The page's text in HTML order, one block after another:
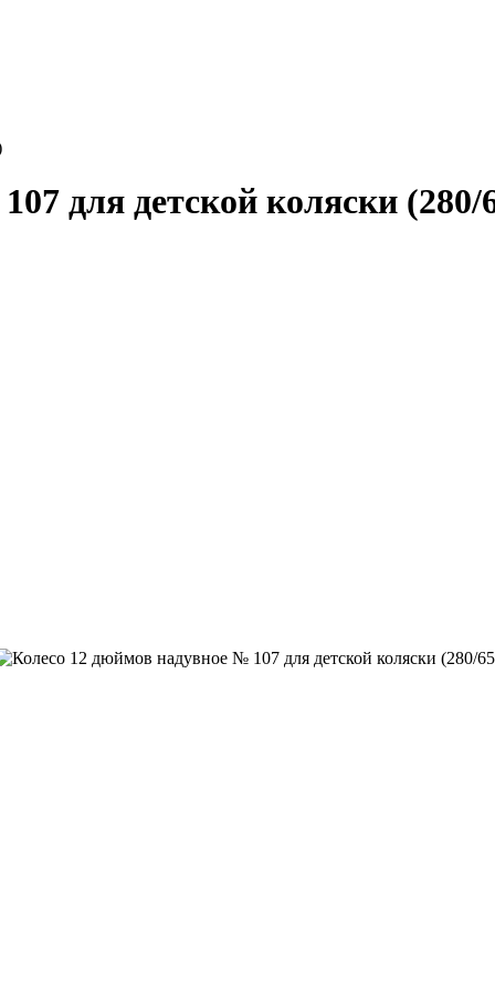
для детской коляски (280/